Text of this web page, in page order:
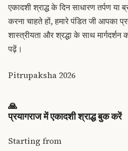
एकादशी श्राद्ध के दिन साधारण तर्पण या
करना चाहते हों, हमारे पंडित जी आपका
शास्त्रीयता और श्रद्धा के साथ
पढ़ें।
Pitrupaksha 2026
🙏
प्रयागराज में एकादशी श्राद्ध बुक करें
Starting from